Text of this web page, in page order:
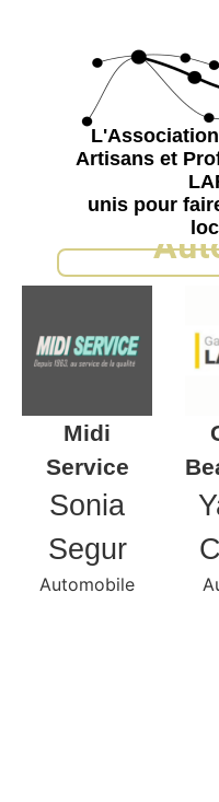
Artisans et
unis pour
Midi
Service
Sonia
Segur
Automobile